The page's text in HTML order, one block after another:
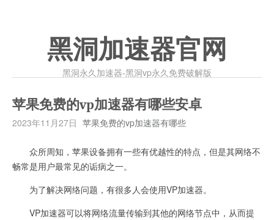
黑洞加速器官网
黑洞永久加速器-黑洞vp永久免费破解版
苹果免费的vp加速器有哪些安卓
2023年11月27日 苹果免费的vp加速器有哪些
众所周知，苹果设备拥有一些有优越性的特点，但是其网络不
畅常是用户最常见的诟病之一。
为了解决网络问题，有很多人会使用VP加速器。
VP加速器可以将网络流量传输到其他的网络节点中，从而提